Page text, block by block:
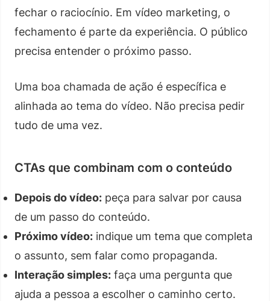
fechar o raciocínio. Em vídeo marketing, o
fechamento é parte da experiência. O público
precisa entender o próximo passo.
Uma boa chamada de ação é específica e
alinhada ao tema do vídeo. Não precisa pedir
tudo de uma vez.
CTAs que combinam com o conteúdo
Depois do vídeo: peça para salvar por causa
de um passo do conteúdo.
Próximo vídeo: indique um tema que completa
o assunto, sem falar como propaganda.
Interação simples: faça uma pergunta que
ajuda a pessoa a escolher o caminho certo.